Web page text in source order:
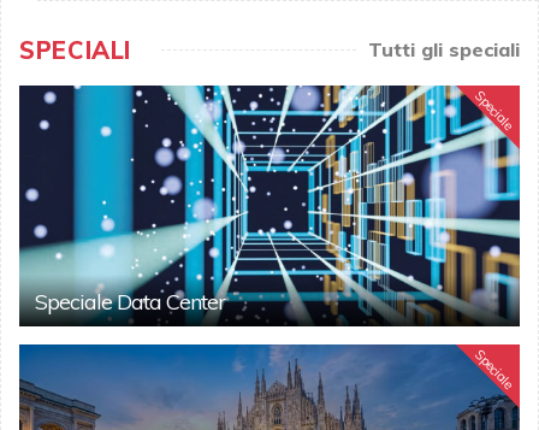
SPECIALI Tutti gli speciali
Speciale
Speciale Data Center
Speciale